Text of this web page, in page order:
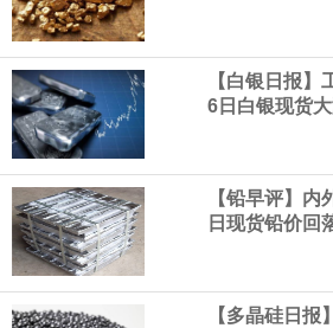
芯片设备制造商东京电子股价下跌
股价下跌超过10%。
WPP股价料创1992年以来最大单
谷歌规划的印度数据中心枢纽建设
在地上方的山坡已经被开挖，露出
环保人士的反对声浪持续高涨，给
【白银日报】
6日白银现货
【铅早评】内
日现货铅价回
【多晶硅日报